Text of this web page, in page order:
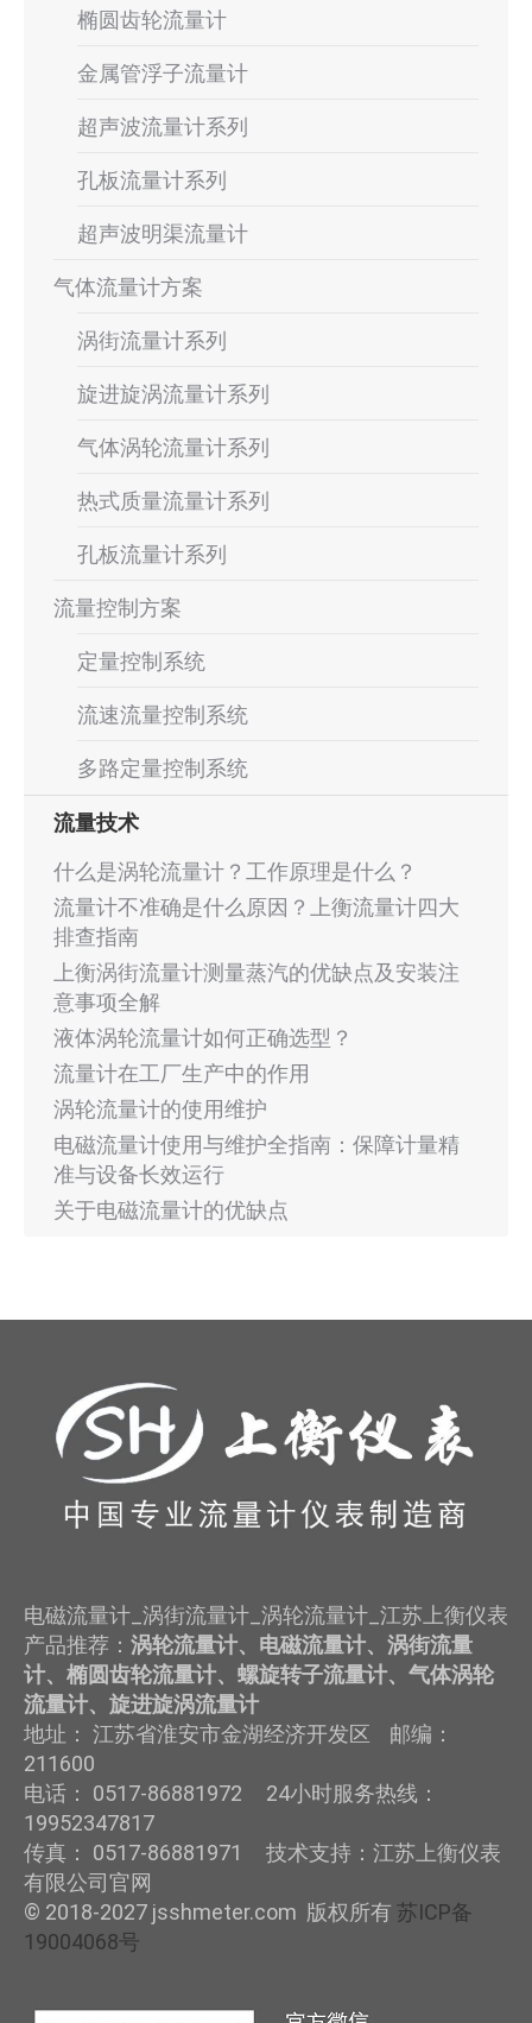
椭圆齿轮流量计
金属管浮子流量计
超声波流量计系列
孔板流量计系列
超声波明渠流量计
气体流量计方案
涡街流量计系列
旋进旋涡流量计系列
气体涡轮流量计系列
热式质量流量计系列
孔板流量计系列
流量控制方案
定量控制系统
流速流量控制系统
多路定量控制系统
流量技术
什么是涡轮流量计？工作原理是什么？
流量计不准确是什么原因？上衡流量计四大
排查指南
上衡涡街流量计测量蒸汽的优缺点及安装注
意事项全解
液体涡轮流量计如何正确选型？
流量计在工厂生产中的作用
涡轮流量计的使用维护
电磁流量计使用与维护全指南：保障计量精
准与设备长效运行
关于电磁流量计的优缺点
电磁流量计_涡街流量计_涡轮流量计_江苏上衡仪表
产品推荐： 涡轮流量计、电磁流量计、涡街流量
计、椭圆齿轮流量计、螺旋转子流量计、气体涡轮
流量计、旋进旋涡流量计
地址： 江苏省淮安市金湖经济开发区 邮编：
211600
电话： 0517-86881972 24小时服务热线：
19952347817
传真： 0517-86881971 技术支持：江苏上衡仪表
有限公司官网
© 2018-2027 jsshmeter.com 版权所有 苏ICP备
19004068号